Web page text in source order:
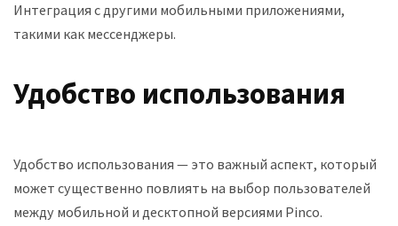
Интеграция с другими мобильными приложениями,
такими как мессенджеры.
Удобство использования
Удобство использования — это важный аспект, который
может существенно повлиять на выбор пользователей
между мобильной и десктопной версиями Pinco.